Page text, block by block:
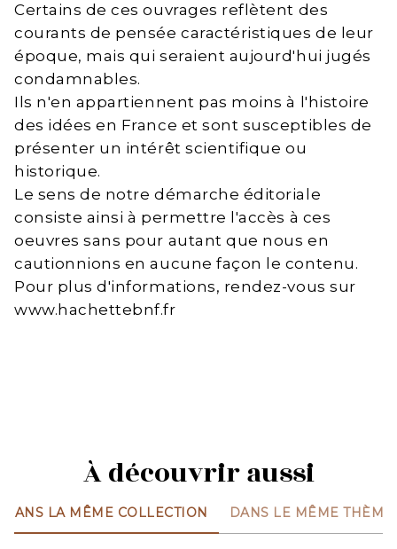
Certains de ces ouvrages reflètent des
courants de pensée caractéristiques de leur
époque, mais qui seraient aujourd'hui jugés
condamnables.
Ils n'en appartiennent pas moins à l'histoire
des idées en France et sont susceptibles de
présenter un intérêt scientifique ou
historique.
Le sens de notre démarche éditoriale
consiste ainsi à permettre l'accès à ces
oeuvres sans pour autant que nous en
cautionnions en aucune façon le contenu.
Pour plus d'informations, rendez-vous sur
www.hachettebnf.fr
À découvrir aussi
DANS LA MÊME COLLECTION DANS LE MÊME THÈME